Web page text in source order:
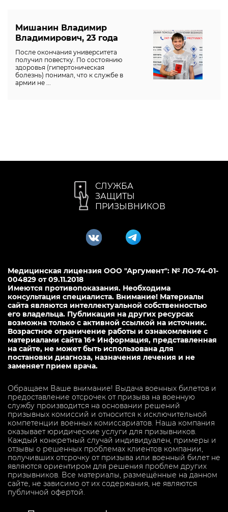
Мишанин Владимир
Владимирович, 23 года
После окончания университета
получил повестку. По состоянию
здоровья (гипертоническая
болезнь) понимал, что к службе в
армии не ...
СЛУЖБА
ЗАЩИТЫ
ПРИЗЫВНИКОВ
Медицинская лицензия ООО "Аргумент": № ЛО-74-01-
004829 от 09.11.2018
Имеются противопоказания. Необходима
консультация специалиста. Внимание! Материалы
сайта являются интеллектуальной собственностью
его владельца. Публикация на других ресурсах
возможна только с активной ссылкой на источник.
Возрастное ограничение работы и ознакомление с
материалами сайта 16+ Информация, представленная
на сайте, не может быть использована для
постановки диагноза, назначения лечения и не
заменяет прием врача.
Обращаем Ваше внимание! Выдача военных билетов и
предоставление отсрочек от призыва на военную
службу производится на основании решений
призывных комиссий и относится к исключительной
компетенции военных комиссариатов. Наша компания
оказывает юридические услуги для призывников.
Каждый конкретный случай индивидуален, примеры и
отзывы о решенных проблемах клиентов компании,
получивших отсрочку от призыва или военный билет не
являются ориентиром для решения проблем других
призывников. Все материалы, размещённые на данном
сайте, не зависимо от их содержания, не являются
публичной офертой.